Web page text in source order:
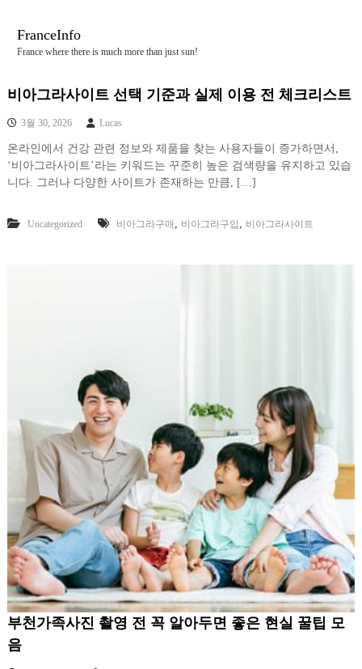
로
기
FranceInfo
France where there is much more than just sun!
비아그라사이트 선택 기준과 실제 이용 전 체크리스트
3월 30, 2026 Lucas
온라인에서 건강 관련 정보와 제품을 찾는 사용자들이 증가하면서,
‘비아그라사이트’라는 키워드는 꾸준히 높은 검색량을 유지하고 있습
니다. 그러나 다양한 사이트가 존재하는 만큼, […]
Uncategorized 비아그라구매 , 비아그라구입 , 비아그라사이트
부천가족사진 촬영 전 꼭 알아두면 좋은 현실 꿀팁 모
음